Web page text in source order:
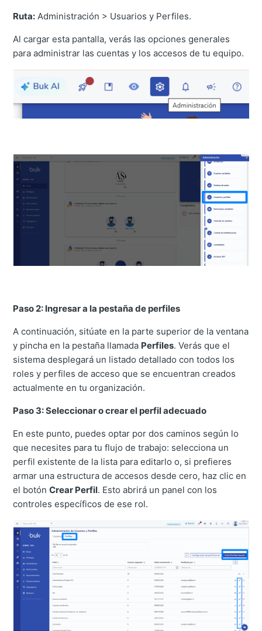
Ruta: Administración > Usuarios y Perfiles.
Al cargar esta pantalla, verás las opciones generales
para administrar las cuentas y los accesos de tu equipo.
Paso 2: Ingresar a la pestaña de perfiles
A continuación, sitúate en la parte superior de la ventana
y pincha en la pestaña llamada Perfiles. Verás que el
sistema desplegará un listado detallado con todos los
roles y perfiles de acceso que se encuentran creados
actualmente en tu organización.
Paso 3: Seleccionar o crear el perfil adecuado
En este punto, puedes optar por dos caminos según lo
que necesites para tu flujo de trabajo: selecciona un
perfil existente de la lista para editarlo o, si prefieres
armar una estructura de accesos desde cero, haz clic en
el botónCrear Perfil. Esto abrirá un panel con los
controles específicos de ese rol.